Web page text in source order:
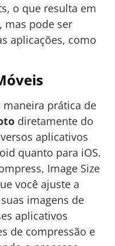
o que resulta em
mas pode ser
aplicações, como
maneira prática de
diretamente do
aplicativos
quanto para iOS.
Image Size
você ajuste a
imagens de
aplicativos
de compressão e